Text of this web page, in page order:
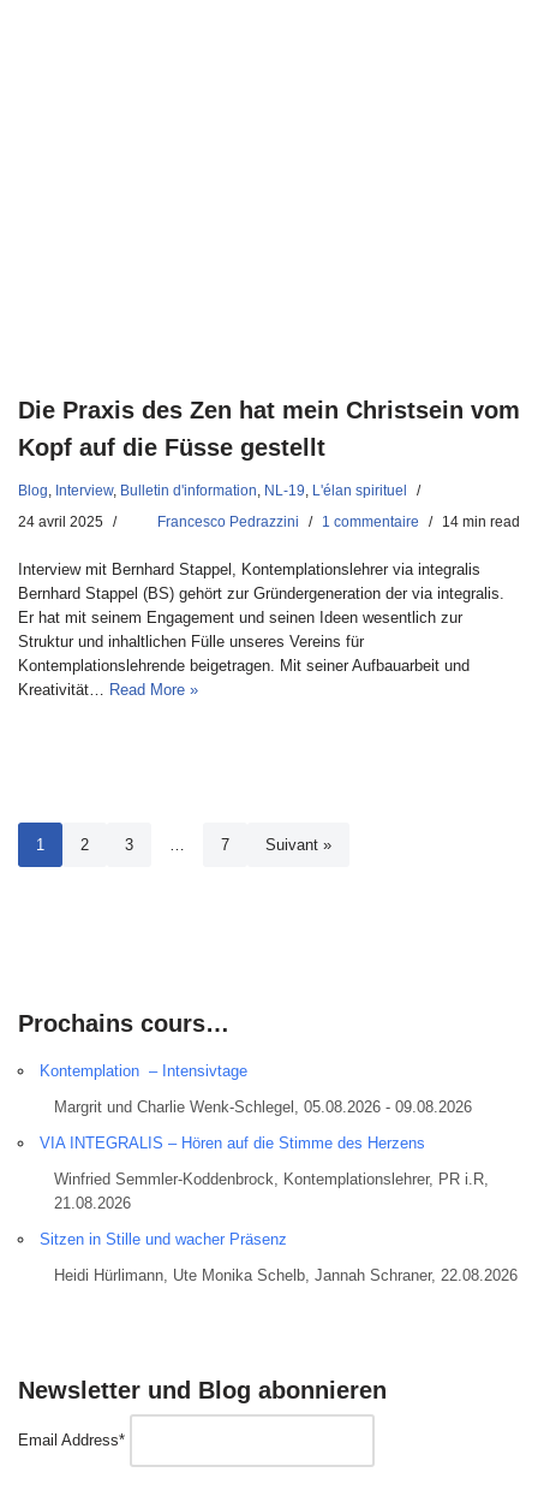
Die Praxis des Zen hat mein Christsein vom
Kopf auf die Füsse gestellt
Blog Interview, Bulletin d'information NL-19
L'élan spirituel
24 avril 2025
Francesco Pedrazzini 1 commentaire 14 min read
Interview mit Bernhard Stappel, Kontemplationslehrer via integralis
Bernhard Stappel (BS) gehört zur Gründergeneration der via integralis.
Er hat mit seinem Engagement und seinen Ideen wesentlich zur
Struktur und inhaltlichen Fülle unseres Vereins für
Kontemplationslehrende beigetragen. Mit seiner Aufbauarbeit und
Kreativität…
Read More »
1 2 3 7 Suivant »
Prochains cours…
Kontemplation – Intensivtage
Margrit und Charlie Wenk-Schlegel, 05.08.2026 - 09.08.2026
VIA INTEGRALIS – Hören auf die Stimme des Herzens
Winfried Semmler-Koddenbrock, Kontemplationslehrer, PR i.R,
21.08.2026
Sitzen in Stille und wacher Präsenz
Heidi Hürlimann, Ute Monika Schelb, Jannah Schraner, 22.08.2026
Newsletter und Blog abonnieren
Email Address*